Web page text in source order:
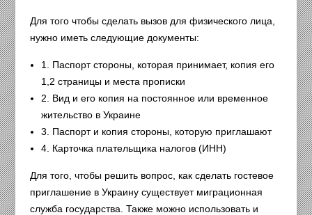
Для того чтобы сделать вызов для физического лица,
нужно иметь следующие документы:
1. Паспорт стороны, которая принимает, копия его
1,2 страницы и места прописки
2. Вид и его копия на постоянное или временное
жительство в Украине
3. Паспорт и копия стороны, которую приглашают
4. Карточка плательщика налогов (ИНН)
Для того, чтобы решить вопрос, как сделать гостевое
приглашение в Украину существует миграционная
служба государства. Также можно использовать и